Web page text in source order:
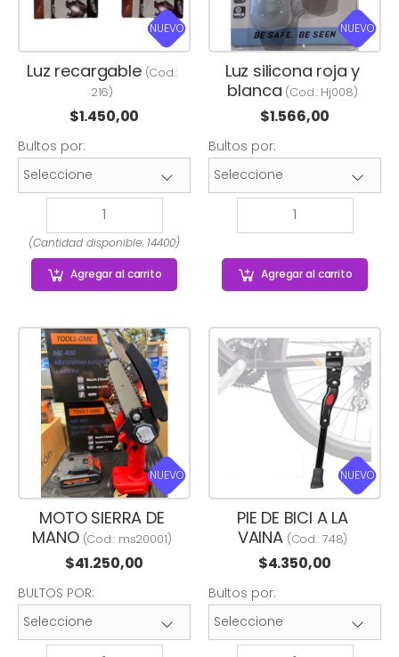
NUEVO
Luz recargable(Cod.:
216)
$1.450,00
Bultos por:
(Cantidad disponible: 14400)
Agregaral carrito
NUEVO
Luz silicona roja y
blanca (Cod.: Hj008)
$1.566,00
Bultos por:
Agregaral carrito
NUEVO
MOTO SIERRA DE
MANO(Cod.: ms20001)
$41.250,00
BULTOS POR:
NUEVO
PIE DE BICI A LA
VAINA(Cod.: 748)
$4.350,00
Bultos por: